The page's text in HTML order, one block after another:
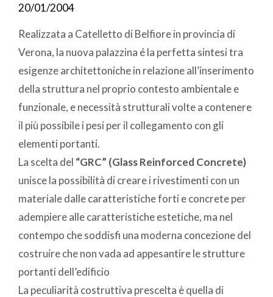
20/01/2004
Realizzata a Catelletto di Belfiore in provincia di
Verona, la nuova palazzina é la perfetta sintesi tra
esigenze architettoniche in relazione all’inserimento
della struttura nel proprio contesto ambientale e
funzionale, e necessità strutturali volte a contenere
il più possibile i pesi per il collegamento con gli
elementi portanti.
La scelta del “GRC” (Glass Reinforced Concrete)
unisce la possibilità di creare i rivestimenti con un
materiale dalle caratteristiche forti e concrete per
adempiere alle caratteristiche estetiche, ma nel
contempo che soddisfi una moderna concezione del
costruire che non vada ad appesantire le strutture
portanti dell’edificio
La peculiarità costruttiva prescelta è quella di